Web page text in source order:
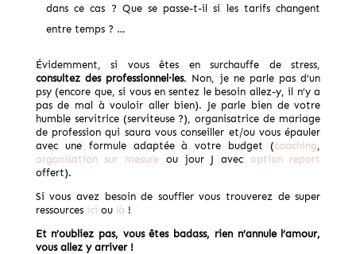
dans ce cas ? Que se passe-t-il si les tarifs changent
entre temps ? …
Évidemment, si vous êtes en surchauffe de stress,
consultez des professionnel·les. Non, je ne parle pas d’un
psy (encore que, si vous en sentez le besoin allez-y, il n’y a
pas de mal à vouloir aller bien). Je parle bien de votre
humble servitrice (serviteuse ?), organisatrice de mariage
de profession qui saura vous conseiller et/ou vous épauler
avec une formule adaptée à votre budget (coaching,
organisation sur mesure ou jour J avec option report
offert).
Si vous avez besoin de souffler vous trouverez de super
ressources ici ou là !
Et n’oubliez pas, vous êtes badass, rien n’annule l’amour,
vous allez y arriver !